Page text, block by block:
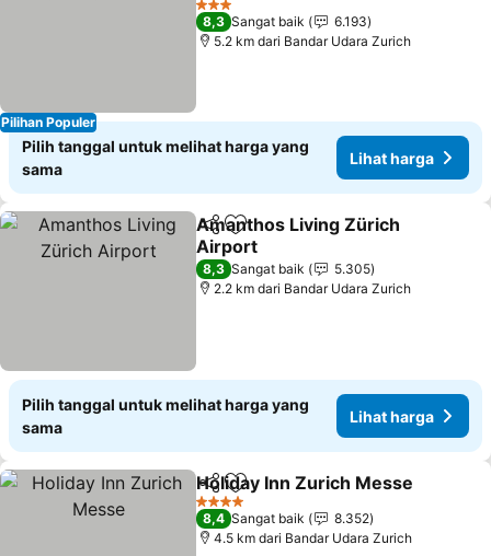
Pilihan Populer
3 Bintang
8,3 Sangat baik
6.193
5.2 km dari Bandar Udara Zurich
Pilih tanggal untuk melihat harga yang
sama
Lihat harga
BagikanTambahkan ke favorit
Amanthos Living Zürich
Airport
8,3 Sangat baik
5.305
2.2 km dari Bandar Udara Zurich
Pilih tanggal untuk melihat harga yang
sama
Lihat harga
BagikanTambahkan ke favorit
Holiday Inn Zurich Messe
4 Bintang
8,4 Sangat baik
8.352
4.5 km dari Bandar Udara Zurich